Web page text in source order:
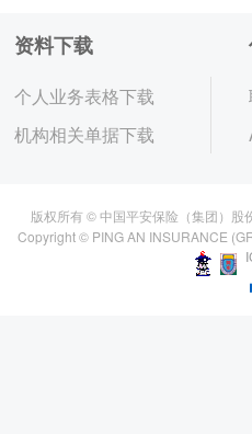
资料下载
个人业务表格下载
机构相关单据下载
版权所有 © 中国平安保险（集团）股
Copyright © PING AN INSURANCE